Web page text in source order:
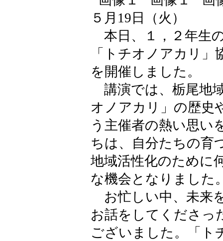
５月19日（火）
本日、１，２年生
「トチオノアカリ
を開催しました。
講演では、栃尾地
オノアカリ」の歴史
う主催者の熱い思い
ちは、自分たちの育
地域活性化のために
な機会となりました
お忙しい中、未来
お話をしてくださっ
ございました。「ト